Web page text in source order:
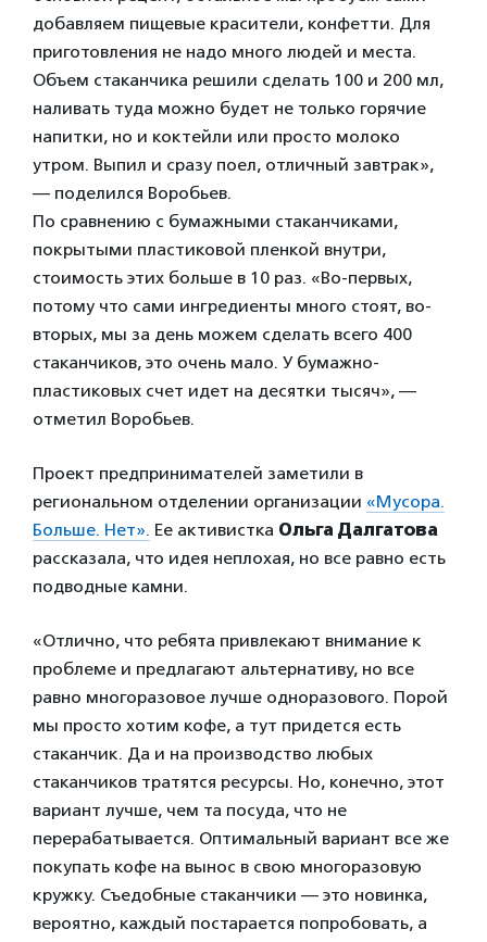
добавляем пищевые красители, конфетти. Для
приготовления не надо много людей и места.
Объем стаканчика решили сделать 100 и 200 мл,
наливать туда можно будет не только горячие
напитки, но и коктейли или просто молоко
утром. Выпил и сразу поел, отличный завтрак»,
— поделился Воробьев.
По сравнению с бумажными стаканчиками,
покрытыми пластиковой пленкой внутри,
стоимость этих больше в 10 раз. «Во-первых,
потому что сами ингредиенты много стоят, во-
вторых, мы за день можем сделать всего 400
стаканчиков, это очень мало. У бумажно-
пластиковых счет идет на десятки тысяч», —
отметил Воробьев.
Проект предпринимателей заметили в
региональном отделении организации «Мусора.
Больше. Нет». Ее активистка Ольга Далгатова
рассказала, что идея неплохая, но все равно есть
подводные камни.
«Отлично, что ребята привлекают внимание к
проблеме и предлагают альтернативу, но все
равно многоразовое лучше одноразового. Порой
мы просто хотим кофе, а тут придется есть
стаканчик. Да и на производство любых
стаканчиков тратятся ресурсы. Но, конечно, этот
вариант лучше, чем та посуда, что не
перерабатывается. Оптимальный вариант все же
покупать кофе на вынос в свою многоразовую
кружку. Съедобные стаканчики — это новинка,
вероятно, каждый постарается попробовать, а